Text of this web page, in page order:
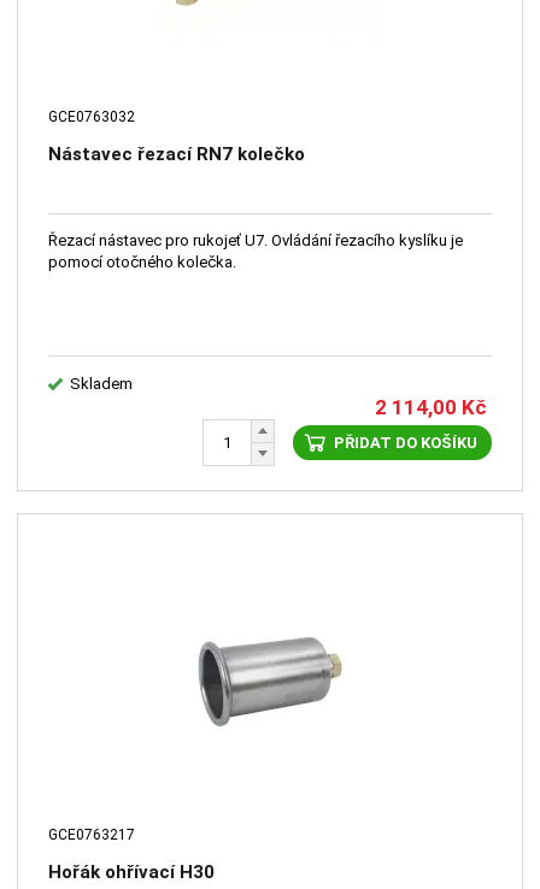
GCE0763032
Nástavec řezací RN7 kolečko
Řezací nástavec pro rukojeť U7. Ovládání řezacího kyslíku je
pomocí otočného kolečka.
Skladem
2 114,00 Kč
PŘIDAT DO KOŠÍKU
GCE0763217
Hořák ohřívací H30